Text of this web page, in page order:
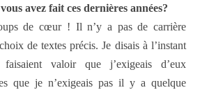
avez fait ces dernières années?
de cœur ! Il n’y a pas de carrière
de textes précis. Je disais à l’instant
valoir que j’exigeais d’eux
que je n’exigeais pas il y a quelque